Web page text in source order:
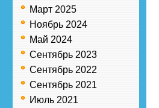
Март 2025
Ноябрь 2024
Май 2024
Сентябрь 2023
Сентябрь 2022
Сентябрь 2021
Июль 2021